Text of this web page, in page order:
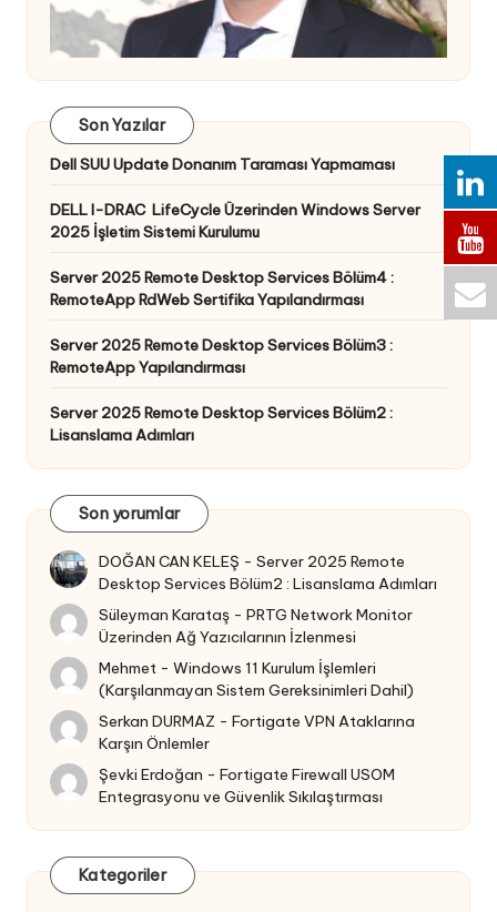
Son Yazılar
Dell SUU Update Donanım Taraması Yapmaması
DELL I-DRAC LifeCycle Üzerinden Windows Server
2025 İşletim Sistemi Kurulumu
Server 2025 Remote Desktop Services Bölüm4 :
RemoteApp RdWeb Sertifika Yapılandırması
Server 2025 Remote Desktop Services Bölüm3 :
RemoteApp Yapılandırması
Server 2025 Remote Desktop Services Bölüm2 :
Lisanslama Adımları
Son yorumlar
DOĞAN CAN KELEŞ -Server 2025 Remote
Desktop Services Bölüm2 : Lisanslama Adımları
Süleyman Karataş -PRTG Network Monitor
Üzerinden Ağ Yazıcılarının İzlenmesi
Mehmet -Windows 11 Kurulum İşlemleri
(Karşılanmayan Sistem Gereksinimleri Dahil)
Serkan DURMAZ -Fortigate VPN Ataklarına
Karşın Önlemler
Şevki Erdoğan -Fortigate Firewall USOM
Entegrasyonu ve Güvenlik Sıkılaştırması
Kategoriler